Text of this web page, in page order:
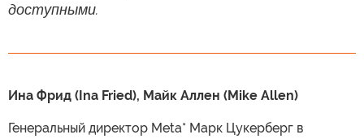
доступными.
Ина Фрид (Ina Fried), Майк Аллен (Mike Allen)
Генеральный директор Meta* Марк Цукерберг в